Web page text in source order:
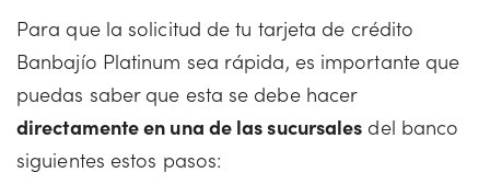
Para que la solicitud de tu tarjeta de crédito
Banbajío Platinum sea rápida, es importante que
puedas saber que esta se debe hacer
directamente en una de las sucursales del banco
siguientes estos pasos: